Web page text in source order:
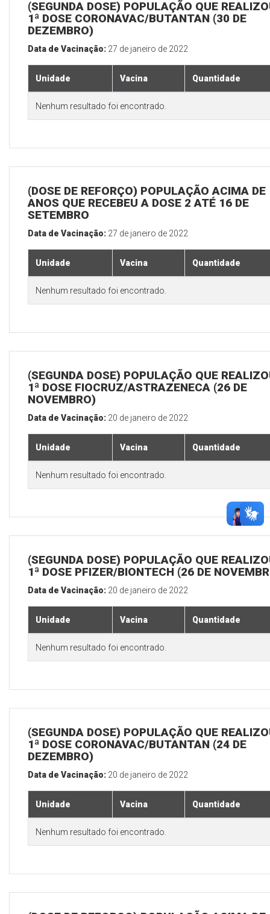
(SEGUNDA DOSE) POPULAÇÃO QUE
1ª DOSE CORONAVAC/BUTANTAN (30 DE
DEZEMBRO)
Data de Vacinação: 27 de janeiro de 2022
Unidade Vacina Quantidade
Nenhum resultado foi encontrado.
(DOSE DE REFORÇO) POPULAÇÃO ACIMA DE
ANOS QUE RECEBEU A DOSE 2 ATÉ 16 DE
SETEMBRO
Data de Vacinação: 27 de janeiro de 2022
Unidade Vacina Quantidade
Nenhum resultado foi encontrado.
(SEGUNDA DOSE) POPULAÇÃO QUE
1ª DOSE FIOCRUZ/ASTRAZENECA (26 DE
NOVEMBRO)
Data de Vacinação: 20 de janeiro de 2022
Unidade Vacina Quantidade
Nenhum resultado foi encontrado.
(SEGUNDA DOSE) POPULAÇÃO QUE
1ª DOSE PFIZER/BIONTECH (26 DE
Data de Vacinação: 20 de janeiro de 2022
Unidade Vacina Quantidade
Nenhum resultado foi encontrado.
(SEGUNDA DOSE) POPULAÇÃO QUE
1ª DOSE CORONAVAC/BUTANTAN (24 DE
DEZEMBRO)
Data de Vacinação: 20 de janeiro de 2022
Unidade Vacina Quantidade
Nenhum resultado foi encontrado.